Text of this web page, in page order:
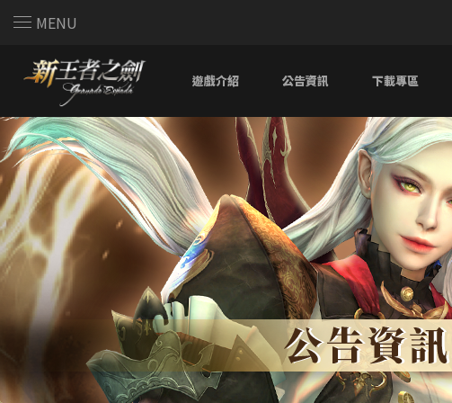
MENU
遊戲介紹 公告資訊 下載專區